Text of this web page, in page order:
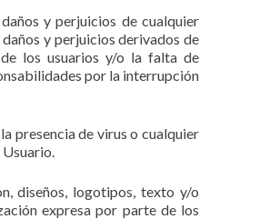
y perjuicios de cualquier
y perjuicios derivados de
los usuarios y/o la falta de
por la interrupción
presencia de virus o cualquier
diseños, logotipos, texto y/o
expresa por parte de los